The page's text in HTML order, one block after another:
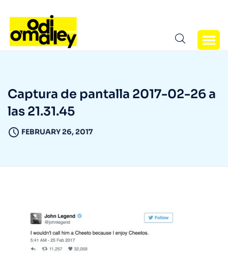
Captura de pantalla 2017-02-26 a
las 21.31.45
FEBRUARY 26, 2017